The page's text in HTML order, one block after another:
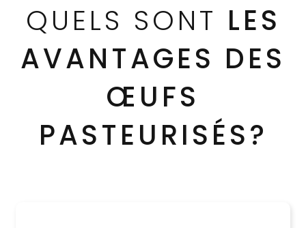
QUELS SONT LES
AVANTAGES DES
ŒUFS
PASTEURISÉS?